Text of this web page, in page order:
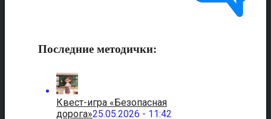
Последние методички:
Квест-игра «Безопасная
дорога»25.05.2026 - 11:42